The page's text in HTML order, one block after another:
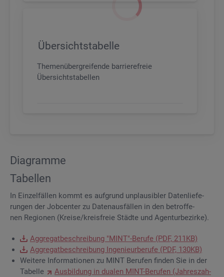
Übersichtstabelle
Themenübergreifende barrierefreie
Übersichtstabellen
Dia­gram­me
Ta­bel­len
In Ein­zel­fäl­len kommt es auf­grund un­plau­si­bler Da­ten­lie­fe­
run­gen der Job­cen­ter zu Da­ten­aus­fäl­len in den be­trof­fe­
nen Re­gio­nen (Krei­se/kreis­freie Städ­te und Agen­tur­be­zir­ke).
Ag­gre­gat­be­schrei­bung "MINT"-Be­ru­fe (PDF, 211KB)
Ag­gre­gat­be­schrei­bung In­ge­nieur­be­ru­fe (PDF, 130KB)
Wei­te­re In­for­ma­tio­nen zu MINT Be­ru­fen fin­den Sie in der
Ta­bel­le
Aus­bil­dung in dua­len MINT-Be­ru­fen (Jah­res­zah­